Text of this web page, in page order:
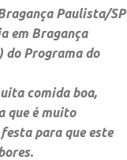
Paulista/SP
em Bragança
do Programa do
comida boa,
que é muito
para que este